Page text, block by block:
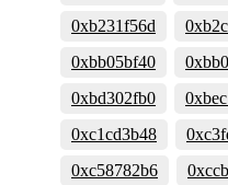
0xb231f56d
0xbb05bf40
0xbd302fb0
0xc1cd3b48
0xc58782b6